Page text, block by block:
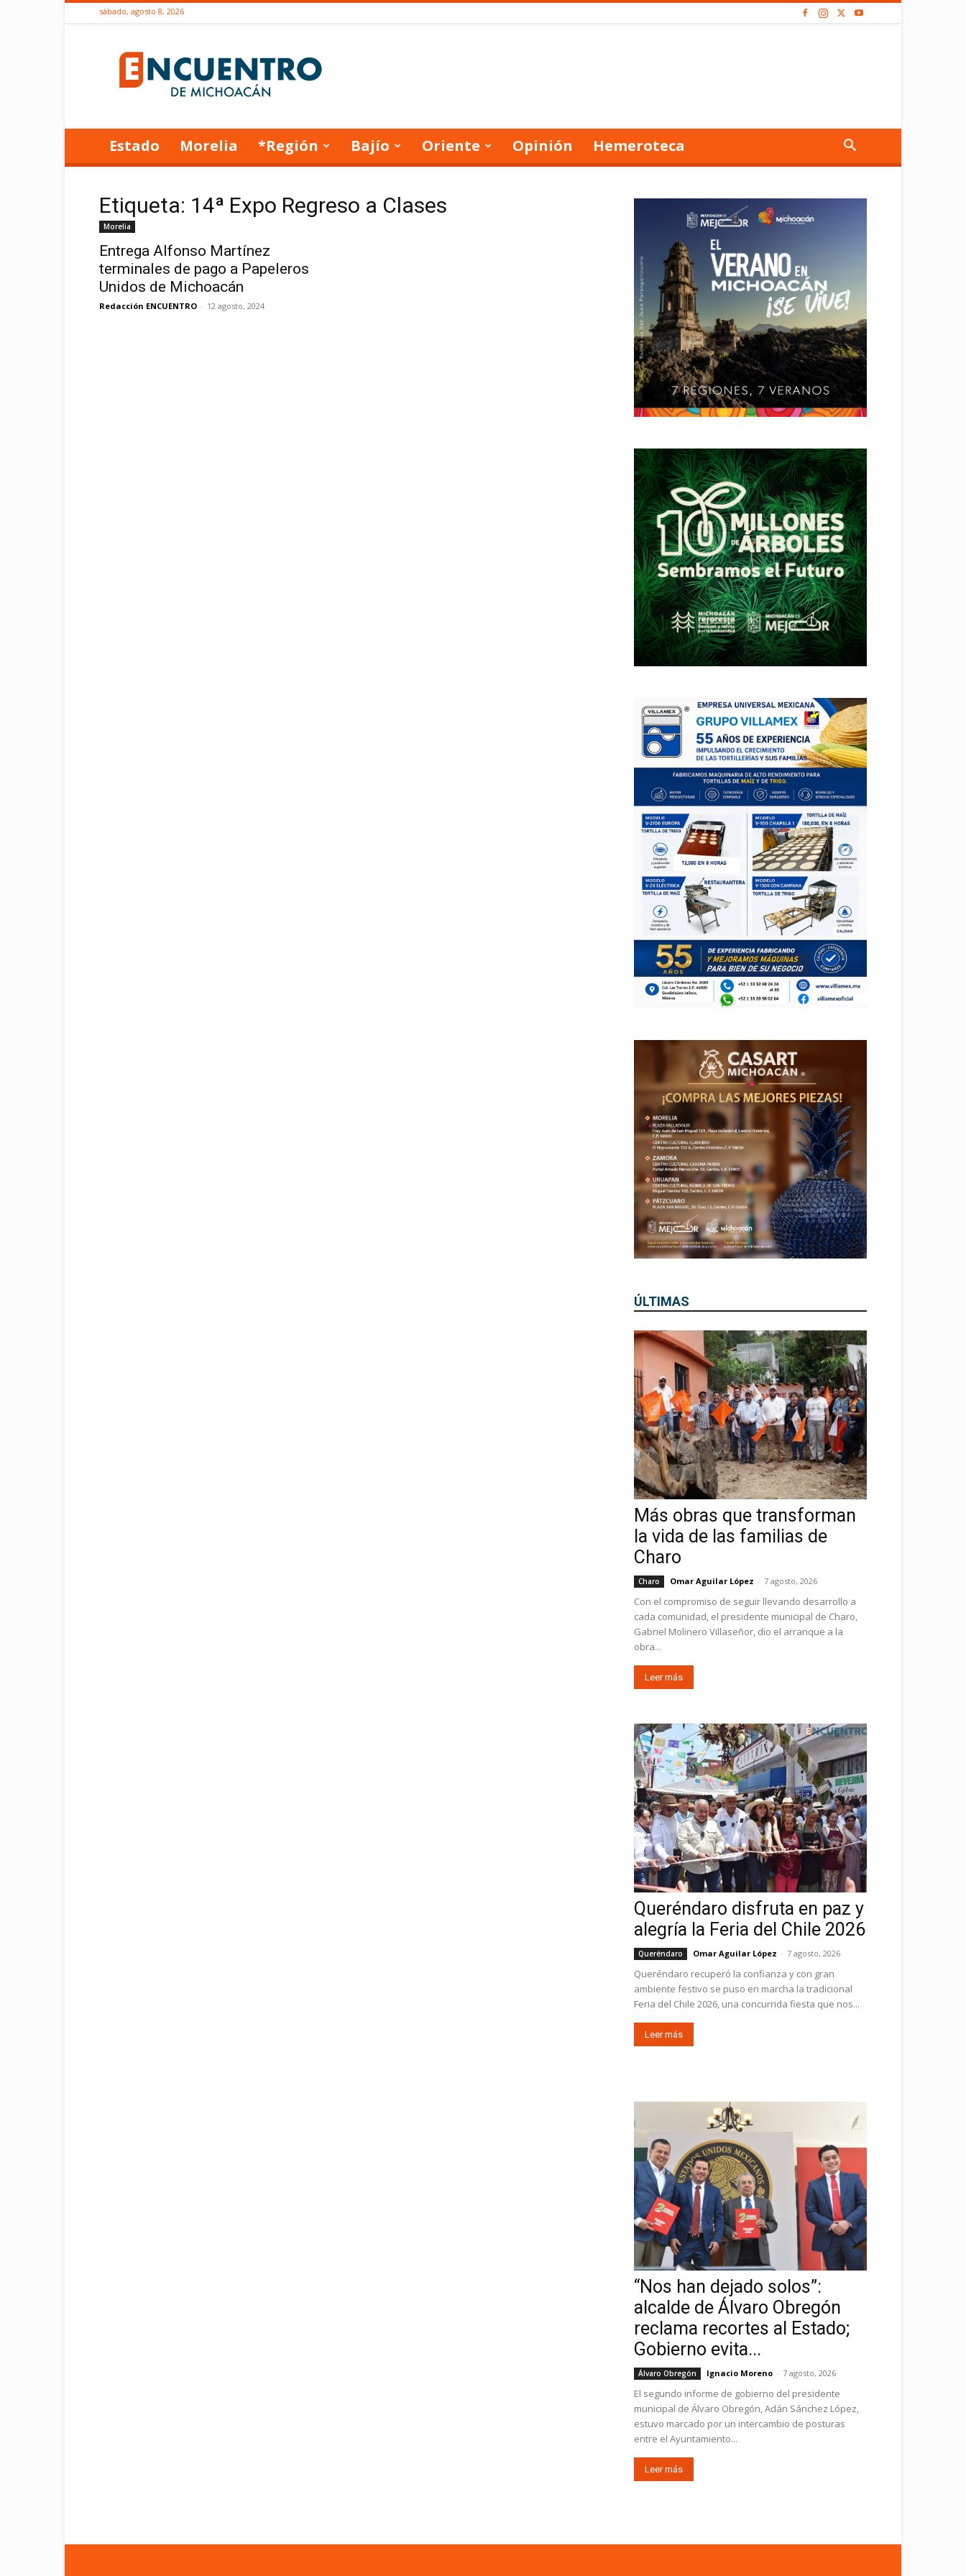
sábado, agosto 8, 2026
de
Michoacán
Estado Morelia *Región Bajío Oriente Opinión Hemeroteca
Etiqueta: 14ª Expo Regreso a Clases
Morelia
Entrega Alfonso Martínez
terminales de pago a Papeleros
Unidos de Michoacán
Redacción ENCUENTRO - 12 agosto, 2024
ÚLTIMAS
Más obras que transforman
la vida de las familias de
Charo
Charo Omar Aguilar López - 7 agosto, 2026
Con el compromiso de seguir llevando desarrollo a
cada comunidad, el presidente municipal de Charo,
Gabriel Molinero Villaseñor, dio el arranque a la
obra...
Leer más
Queréndaro disfruta en paz y
alegría la Feria del Chile 2026
Queréndaro Omar Aguilar López - 7 agosto, 2026
Queréndaro recuperó la confianza y con gran
ambiente festivo se puso en marcha la tradicional
Feria del Chile 2026, una concurrida fiesta que nos...
Leer más
“Nos han dejado solos”:
alcalde de Álvaro Obregón
reclama recortes al Estado;
Gobierno evita...
Álvaro Obregón Ignacio Moreno - 7 agosto, 2026
El segundo informe de gobierno del presidente
municipal de Álvaro Obregón, Adán Sánchez López,
estuvo marcado por un intercambio de posturas
entre el Ayuntamiento...
Leer más